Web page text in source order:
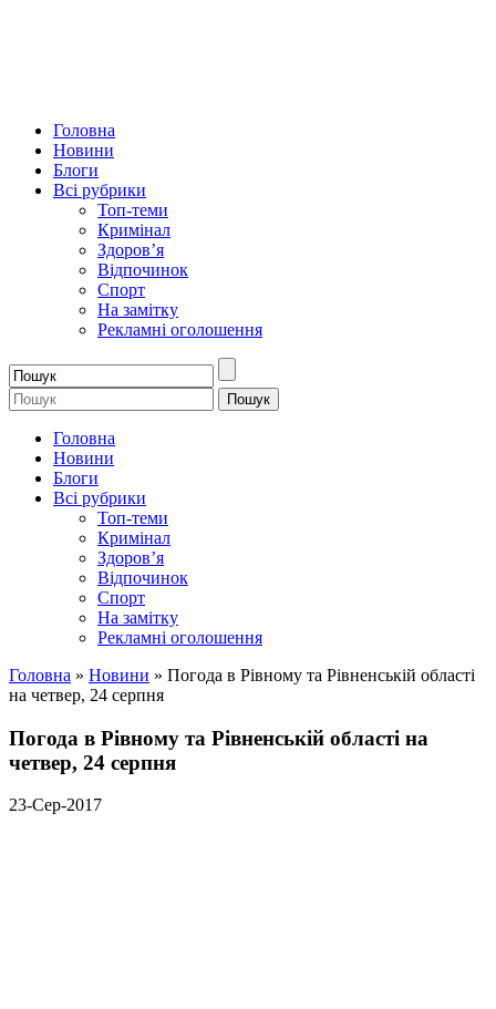
Головна
Новини
Блоги
Всі рубрики
Топ-теми
Кримінал
Здоров’я
Відпочинок
Спорт
На замітку
Рекламні оголошення
Головна
Новини
Блоги
Всі рубрики
Топ-теми
Кримінал
Здоров’я
Відпочинок
Спорт
На замітку
Рекламні оголошення
Головна » Новини » Погода в Рівному та Рівненській області
на четвер, 24 серпня
Погода в Рівному та Рівненській області на
четвер, 24 серпня
23-Сер-2017